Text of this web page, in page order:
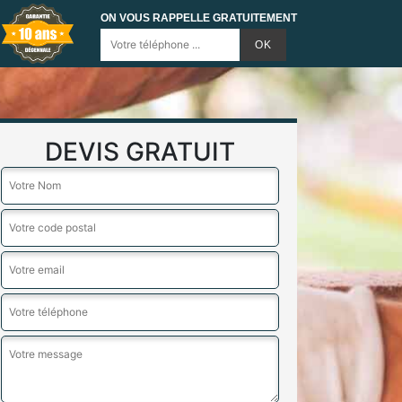
ON VOUS RAPPELLE GRATUITEMENT
DEVIS GRATUIT